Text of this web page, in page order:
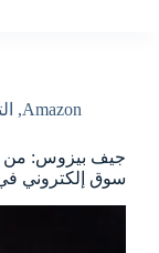
Amazon
,
جيف بيزوس: من
سوق إلكتروني في